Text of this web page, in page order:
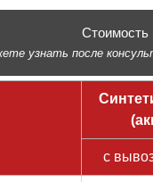
Стоимость
узнать после
с